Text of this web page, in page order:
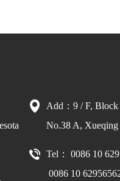
Add：9 / F,
No.38 A,
Tel： 0086 10
0086 10